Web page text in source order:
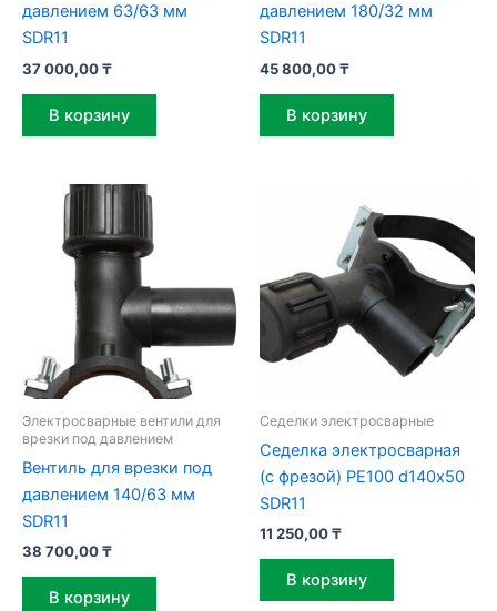
давлением 63/63 мм
SDR11
37 000,00₸
В корзину
давлением 180/32 мм
SDR11
45 800,00₸
В корзину
Электросварные вентили для
врезки под давлением
Вентиль для врезки под
давлением 140/63 мм
SDR11
38 700,00₸
В корзину
Седелки электросварные
Седелка электросварная
(с фрезой) PE100 d140х50
SDR11
11 250,00₸
В корзину